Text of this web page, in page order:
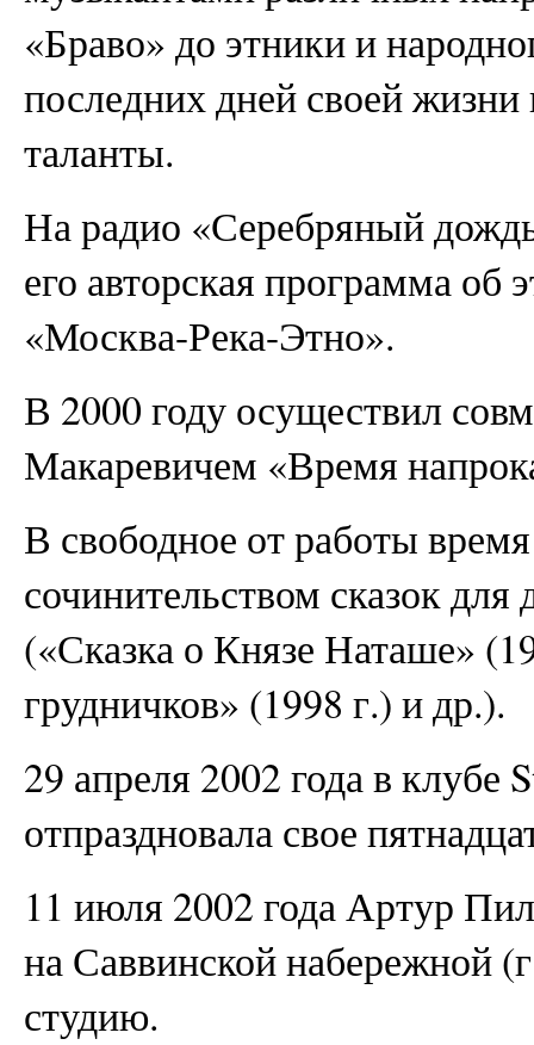
«Браво» до этники и
последних дней своей
таланты.
На радио «Серебряный
его авторская программа
«Москва-Река-Этно».
В 2000 году осуществил
Макаревичем «Время
В свободное от работы
сочинительством сказок для
(«Сказка о Князе Наташе»
грудничков» (1998 г.) и др.).
29 апреля 2002 года в клубе
отпраздновала свое
11 июля 2002 года Артур
на Саввинской набережной
студию.